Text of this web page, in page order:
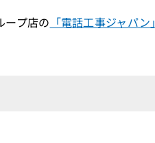
ープ店の 「電話工事ジャパン」